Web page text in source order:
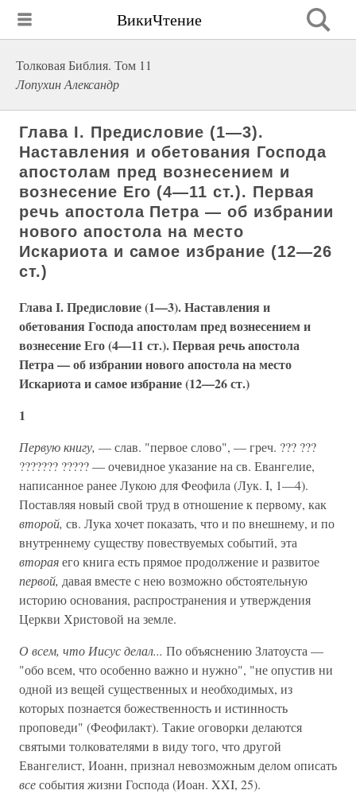
ВикиЧтение
Толковая Библия. Том 11
Лопухин Александр
Глава I. Предисловие (1—3).
Наставления и обетования Господа
апостолам пред вознесением и
вознесение Его (4—11 ст.). Первая
речь апостола Петра — об избрании
нового апостола на место
Искариота и самое избрание (12—26
ст.)
Глава I. Предисловие (1—3). Наставления и
обетования Господа апостолам пред вознесением и
вознесение Его (4—11 ст.). Первая речь апостола
Петра — об избрании нового апостола на место
Искариота и самое избрание (12—26 ст.)
1
Первую книгу, — слав. "первое слово", — греч. ??? ???
??????? ????? — очевидное указание на св. Евангелие,
написанное ранее Лукою для Феофила (Лук. I, 1—4).
Поставляя новый свой труд в отношение к первому, как
второй, св. Лука хочет показать, что и по внешнему, и по
внутреннему существу повествуемых событий, эта
втораяего книга есть прямое продолжение и развитое
первой, давая вместе с нею возможно обстоятельную
историю основания, распространения и утверждения
Церкви Христовой на земле.
О всем, что Иисус делал... По объяснению Златоуста —
"обо всем, что особенно важно и нужно", "не опустив ни
одной из вещей существенных и необходимых, из
которых познается божественность и истинность
проповеди" (Феофилакт). Такие оговорки делаются
святыми толкователями в виду того, что другой
Евангелист, Иоанн, признал невозможным делом описать
всесобытия жизни Господа (Иоан. XXI, 25).